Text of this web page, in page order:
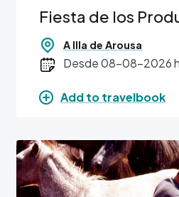
Fiesta de los
A Illa de Arousa
Desde 08-08-2026
Add to travelbook
Image